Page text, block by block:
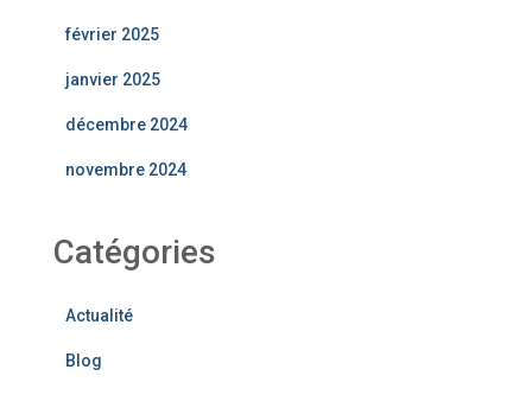
février 2025
janvier 2025
décembre 2024
novembre 2024
Catégories
Actualité
Blog